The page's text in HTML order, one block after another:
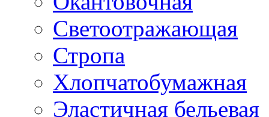
Светоотражающая
Стропа
Хлопчатобумажная
Эластичная бельевая